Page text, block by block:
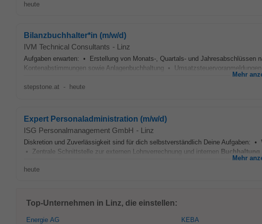
heute
Bilanzbuchhalter*in (m/w/d)
IVM Technical Consultants - Linz
Aufgaben erwarten: • Erstellung von Monats-, Quartals- und Jahresabschlüssen
Kontenabstimmungen sowie Anlagenbuchhaltung •
Mehr
stepstone.at - heute
Expert Personaladministration (m/w/d)
ISG Personalmanagement GmbH - Linz
Diskretion und Zuverlässigkeit sind für dich selbstverständlich Deine Aufgaben:
• Zentrale Schnittstelle zur externen Lohnverrechnung und internen Buchhaltung
Mehr
heute
Top-Unternehmen in Linz, die einstellen:
Energie AG
KEBA